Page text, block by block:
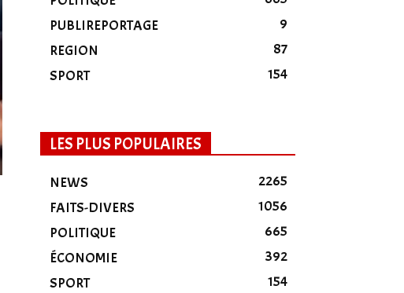
PUBLIREPORTAGE
9
REGION
87
SPORT
154
LES PLUS POPULAIRES
NEWS
2265
FAITS-DIVERS
1056
POLITIQUE
665
ÉCONOMIE
392
SPORT
154